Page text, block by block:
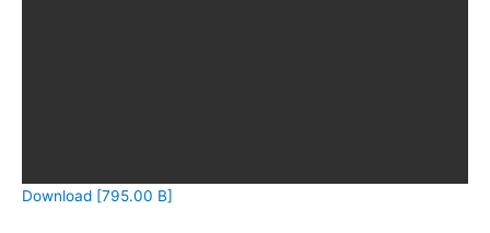
Download [795.00 B]